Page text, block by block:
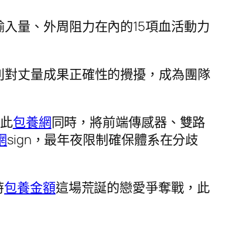
入量、外周阻力在內的15項血活動力
丈量成果正確性的攪擾，成為團隊
包養網同時，將前端傳感器、雙路
sign，最年夜限制確保體系在分歧
包養金額這場荒誕的戀愛爭奪戰，此